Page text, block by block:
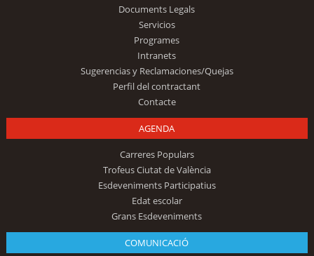
Documents Legals
Servicios
Programes
Intranets
Sugerencias y Reclamaciones/Quejas
Perfil del contractant
Contacte
AGENDA
Carreres Populars
Trofeus Ciutat de València
Esdeveniments Participatius
Edat escolar
Grans Esdeveniments
COMUNICACIÓ